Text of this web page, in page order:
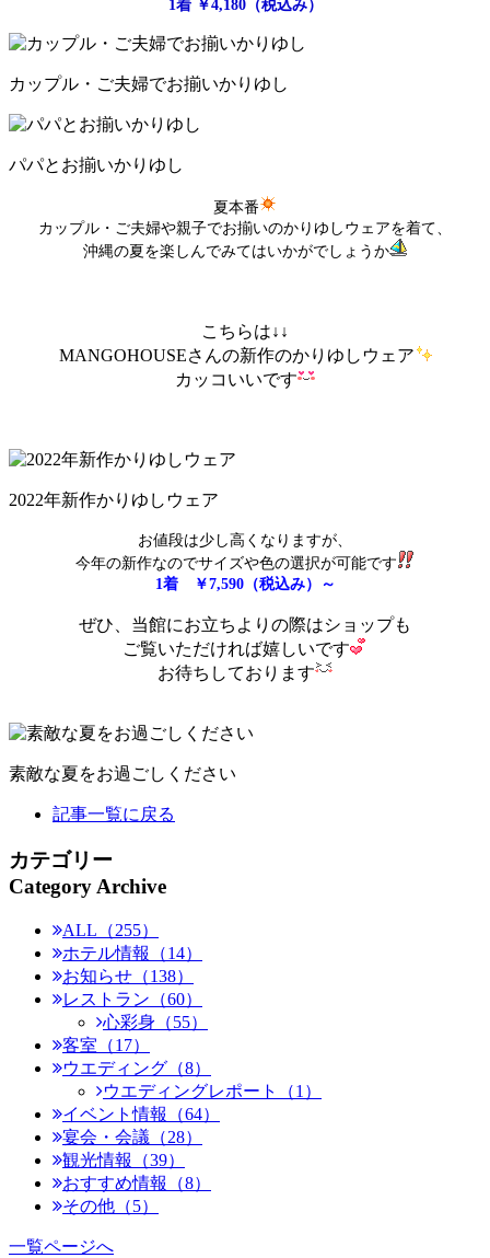
1着 ￥4,180（税込み）
カップル・ご夫婦でお揃いかりゆし
パパとお揃いかりゆし
夏本番
カップル・ご夫婦や親子でお揃いのかりゆしウェアを着て、
沖縄の夏を楽しんでみてはいかがでしょうか
こちらは↓↓
MANGOHOUSEさんの新作のかりゆしウェア
カッコいいです
2022年新作かりゆしウェア
お値段は少し高くなりますが、
今年の新作なのでサイズや色の選択が可能です
1着 ￥7,590（税込み）～
ぜひ、当館にお立ちよりの際はショップも
ご覧いただければ嬉しいです
お待ちしております
素敵な夏をお過ごしください
記事一覧に戻る
カテゴリー
Category Archive
ALL（255）
ホテル情報（14）
お知らせ（138）
レストラン（60）
心彩身（55）
客室（17）
ウエディング（8）
ウエディングレポート（1）
イベント情報（64）
宴会・会議（28）
観光情報（39）
おすすめ情報（8）
その他（5）
一覧ページへ